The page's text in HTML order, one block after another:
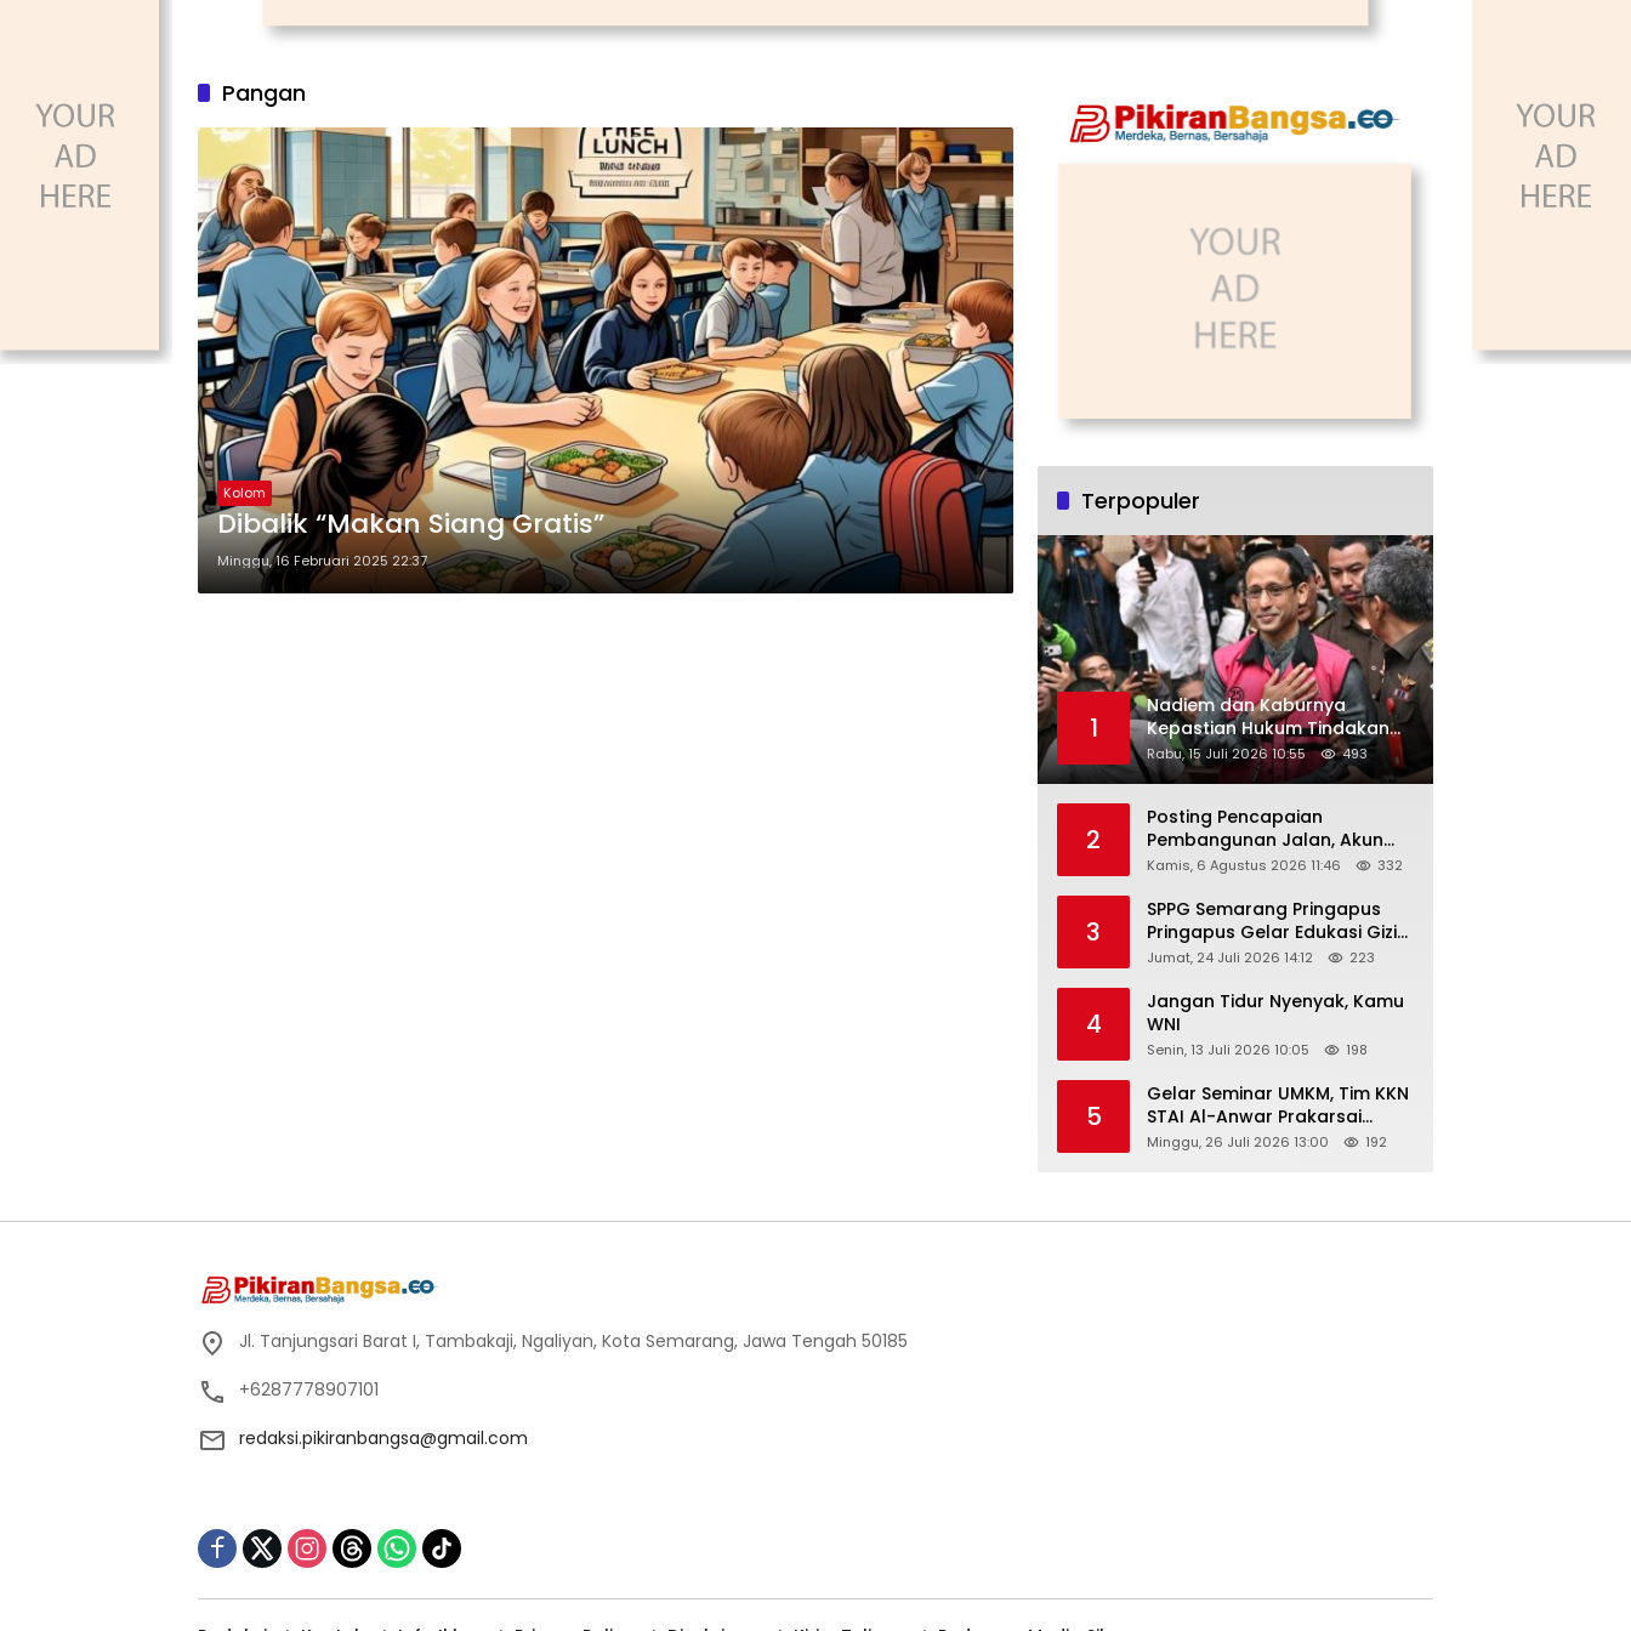
Pangan
Kolom
Dibalik “Makan Siang Gratis”
Minggu, 16 Februari 2025 22:37
Terpopuler
1
Nadiem dan Kaburnya
Kepastian Hukum Tindakan
Pejabat Publik
Rabu, 15 Juli 2026 10:55 493
2
Posting Pencapaian
Pembangunan Jalan, Akun
Facebook Pemerintah
“Dirujak” Warganet
Kamis, 6 Agustus 2026 11:46 332
3
SPPG Semarang Pringapus
Pringapus Gelar Edukasi Gizi
di PAUD Bina Balita Peringati
Jumat, 24 Juli 2026 14:12 223
4
Jangan Tidur Nyenyak, Kamu
WNI
Senin, 13 Juli 2026 10:05 198
5
Gelar Seminar UMKM, Tim KKN
STAI Al-Anwar Prakarsai
Usaha Tepung Maizena di
Minggu, 26 Juli 2026 13:00 192
Jl. Tanjungsari Barat I, Tambakaji, Ngaliyan, Kota Semarang, Jawa Tengah 50185
+6287778907101
redaksi.pikiranbangsa@gmail.com